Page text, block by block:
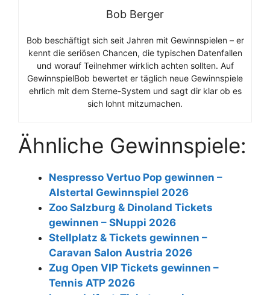
Bob Berger
Bob beschäftigt sich seit Jahren mit Gewinnspielen – er
kennt die seriösen Chancen, die typischen Datenfallen
und worauf Teilnehmer wirklich achten sollten. Auf
GewinnspielBob bewertet er täglich neue Gewinnspiele
ehrlich mit dem Sterne-System und sagt dir klar ob es
sich lohnt mitzumachen.
Ähnliche Gewinnspiele:
Nespresso Vertuo Pop gewinnen –
Alstertal Gewinnspiel 2026
Zoo Salzburg & Dinoland Tickets
gewinnen – SNuppi 2026
Stellplatz & Tickets gewinnen –
Caravan Salon Austria 2026
Zug Open VIP Tickets gewinnen –
Tennis ATP 2026